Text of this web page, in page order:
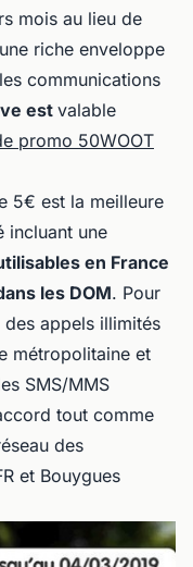
mois au lieu de
riche enveloppe
communications
estvalable
promo 50WOOT
5€ est la meilleure
incluant une
en France
les DOM. Pour
appels illimités
métropolitaine et
SMS/MMS
tout comme
des
et Bouygues